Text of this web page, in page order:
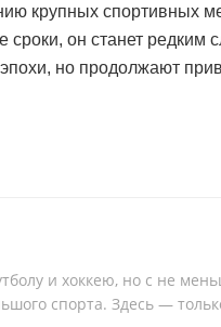
крупных спортивных
он станет редким
но продолжают
и хоккею, но с не
спорта. Здесь —